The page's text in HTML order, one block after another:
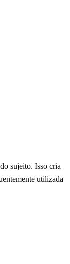
sujeito. Isso cria
utilizada